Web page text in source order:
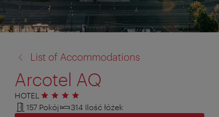
do:
List of Accommodations
Arcotel AQ
HOTEL 4 gwiazdki
157 Pokój
314 Ilość łóżek